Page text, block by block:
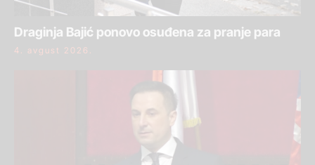
Draginja Bajić ponovo osuđena za pranje para
4. avgust 2026.